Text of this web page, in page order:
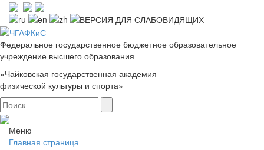
Федеральное государственное бюджетное образовательное
учреждение высшего образования
«Чайковская государственная академия
физической культуры и спорта»
Меню
Главная страница